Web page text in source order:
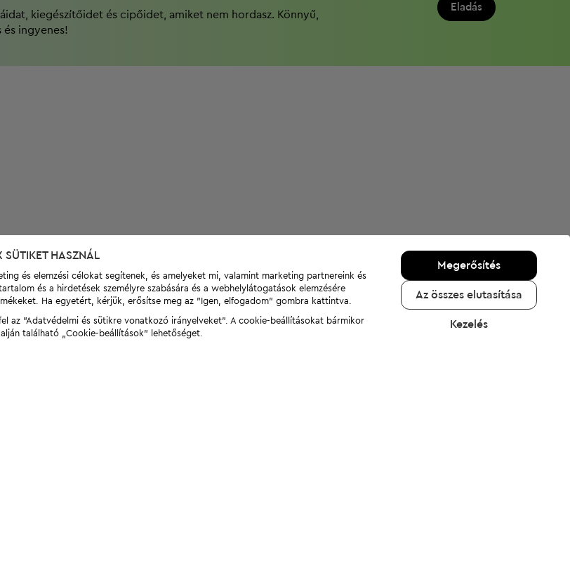
kiegészítőidet és cipőidet, amiket nem hordasz. Könnyű,
és ingyenes!
Eladás
SÜTIKET HASZNÁL
és elemzési célokat segítenek, és amelyeket mi, valamint marketing partnereink és
és a hirdetések személyre szabására és a webhelylátogatások elemzésére
Ha egyetért, kérjük, erősítse meg az "Igen, elfogadom" gombra kattintva.
"Adatvédelmi és sütikre vonatkozó irányelveket". A cookie-beállításokat bármikor
található „Cookie-beállítások” lehetőséget.
Megerősítés
Az összes elutasítása
Kezelés